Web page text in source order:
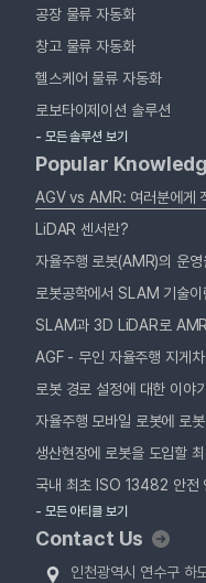
공장 물류 자동화
창고 물류 자동화
헬스케어 물류 자동화
로보타이제이션 솔루션
- 모든 솔루션 보기
Popular
AGV vs AMR: 여러분에게
LiDAR 센서란?
자율주행 로봇(AMR)의 운
로봇공학에서 SLAM 기술이
SLAM과 3D LiDAR로
AGF - 무인 자율주행 지게차
로봇 경로 설정에 대한 이야기
자율주행 모바일 로봇에 로
생산현장에 로봇을 도입할
국내 최초 ISO 13482 안전
- 모든 아티클 보기
Contact Us
인천광역시 연수구